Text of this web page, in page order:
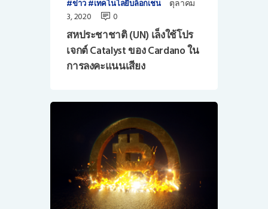
ข่าว เทคโนโลยีบล็อกเชน
ตุลาคม
3, 2020
0
สหประชาชาติ (UN) เล็งใช้โปร
เจกต์ Catalyst ของ Cardano ใน
การลงคะแนนเสียง